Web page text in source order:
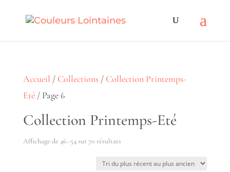
Accueil / Collections/ Collection Printemps-
Eté/ Page 6
Collection Printemps-Eté
Affichage de 46–54 sur 70 résultatsTrié